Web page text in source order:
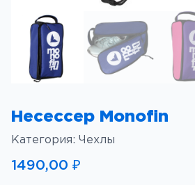
Несессер Monofin
Категория: Чехлы
1490,00 ₽